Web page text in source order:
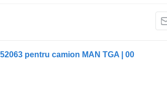
pentru camion MAN TGA | 00